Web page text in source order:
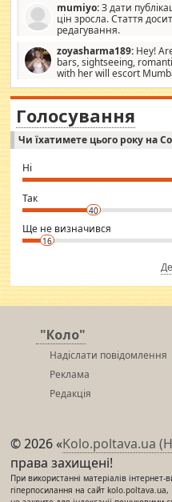
допомагати людям, які
заслуговує на другий шанс,
повинні приймати від інших.
витрат, а тільки узгоджених
коментуйте цей пост. Введіть
зв'яжемося з вами з усіма
сьогодні на
гроші? Ми можемо допомогти!
mumiyo:З дати
цін зросла. Стаття
редагування.
zoyasharma189: Hey!
bars, sightseeing,
with her will escort
sexy escort companion in arms
hotel had to spend the night in
woman "Love Solitaire" beautiful
Independent escort in Mumbai,
WhatsApp via an easily can see
want to meet new people.
conscious in order to keep
club.
⇒ sakshimirchandani.com
Голосування
Чи їхатимете цього року на
Ні
Так
40
Ще не визначився
16
"Коло"
Надіслати повідомлення
Реклама
Редакція
© 2026 «Kolo.poltava.ua
права захищені!
При використанні матеріалів
гіперпосилання на сайт kolo.poltava.ua,